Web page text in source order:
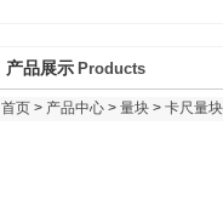
产品展示 Products
首页 > 产品中心 > 量块 > 卡尺量块